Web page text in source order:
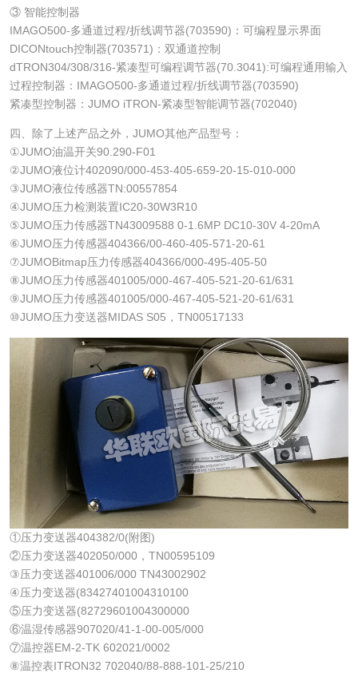
③ 智能控制器
IMAGO500-多通道过程/折线调节器(703590)：可编程显示界面
DICONtouch控制器(703571)：双通道控制
dTRON304/308/316-紧凑型可编程调节器(70.3041):可编程通用输入
过程控制器：IMAGO500-多通道过程/折线调节器(703590)
紧凑型控制器：JUMO iTRON-紧凑型智能调节器(702040)
四、除了上述产品之外，JUMO其他产品型号：
①JUMO油温开关90.290-F01
②JUMO液位计402090/000-453-405-659-20-15-010-000
③JUMO液位传感器TN:00557854
④JUMO压力检测装置IC20-30W3R10
⑤JUMO压力传感器TN43009588 0-1.6MP DC10-30V 4-20mA
⑥JUMO压力传感器404366/00-460-405-571-20-61
⑦JUMOBitmap压力传感器404366/000-495-405-50
⑧JUMO压力传感器401005/000-467-405-521-20-61/631
⑨JUMO压力传感器401005/000-467-405-521-20-61/631
⑩JUMO压力变送器MIDAS S05，TN00517133
①压力变送器404382/0(附图)
②压力变送器402050/000，TN00595109
③压力变送器401006/000 TN43002902
④压力变送器(83427401004310100
⑤压力变送器(82729601004300000
⑥温湿传感器907020/41-1-00-005/000
⑦温控器EM-2-TK 602021/0002
⑧温控表ITRON32 702040/88-888-101-25/210